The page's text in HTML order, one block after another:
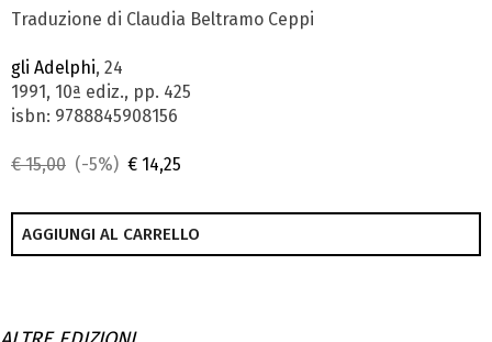
Traduzione di Claudia Beltramo Ceppi
gli Adelphi, 24
1991, 10ª ediz., pp. 425
isbn: 9788845908156
€ 15,00 (-5%) € 14,25
AGGIUNGI AL CARRELLO